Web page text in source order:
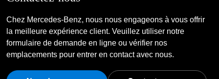
Chez Mercedes-Benz, nous nous engageons à vous offrir
la meilleure expérience client. Veuillez utiliser notre
formulaire de demande en ligne ou vérifier nos
emplacements pour entrer en contact avec nous.